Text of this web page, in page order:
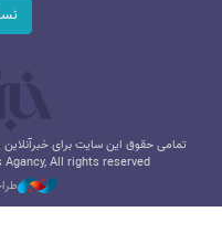
تمامی حقوق این سایت برای
All rights reserved